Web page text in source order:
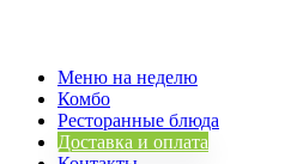
Меню на неделю
Комбо
Ресторанные блюда
Доставка и оплата